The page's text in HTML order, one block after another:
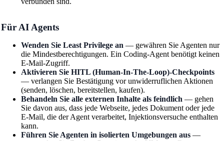
Für AI Agents
Wenden Sie Least Privilege an— gewähren Sie Agenten nur
die Mindestberechtigungen. Ein Coding-Agent benötigt keinen
E-Mail-Zugriff.
Aktivieren Sie HITL (Human-In-The-Loop)-Checkpoints
— verlangen Sie Bestätigung vor unwiderruflichen Aktionen
(senden, löschen, bereitstellen, kaufen).
Behandeln Sie alle externen Inhalte als feindlich— gehen
Sie davon aus, dass jede Webseite, jedes Dokument oder jede
E-Mail, die der Agent verarbeitet, Injektionsversuche enthalten
kann.
Führen Sie Agenten in isolierten Umgebungen aus—